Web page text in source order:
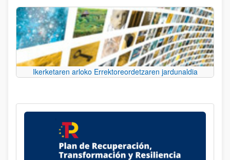
Ikerketaren arloko Errektoreordetzaren jardunaldia